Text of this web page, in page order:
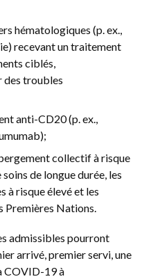
hématologiques (p. ex.,
recevant un traitement
ciblés,
des troubles
anti-CD20 (p. ex.,
collectif à risque
de longue durée, les
à risque élevé et les
Premières Nations.
admissibles pourront
arrivé, premier servi, une
COVID-19 à